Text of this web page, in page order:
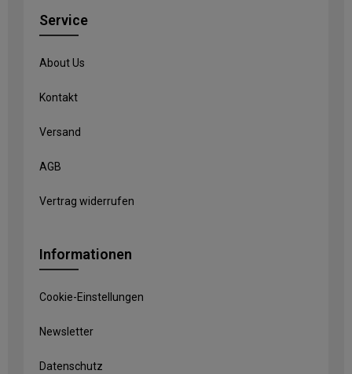
Service
About Us
Kontakt
Versand
AGB
Vertrag widerrufen
Informationen
Cookie-Einstellungen
Newsletter
Datenschutz